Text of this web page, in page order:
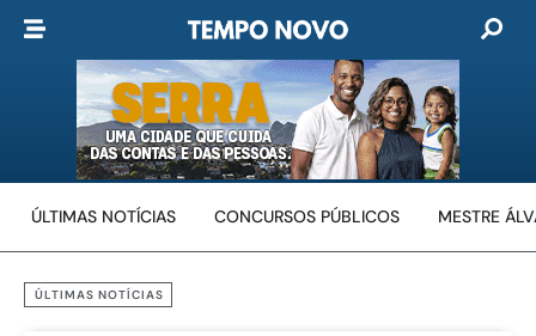
ÚLTIMAS NOTÍCIAS CONCURSOS PÚBLICOS MESTRE
ÚLTIMAS NOTÍCIAS